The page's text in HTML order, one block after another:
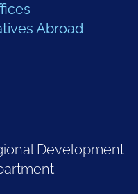
Abroad
Development